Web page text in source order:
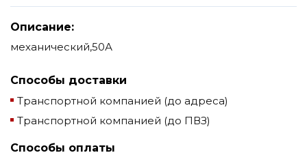
Описание:
механический,50А
Способы доставки
Транспортной компанией (до адреса)
Транспортной компанией (до ПВЗ)
Способы оплаты